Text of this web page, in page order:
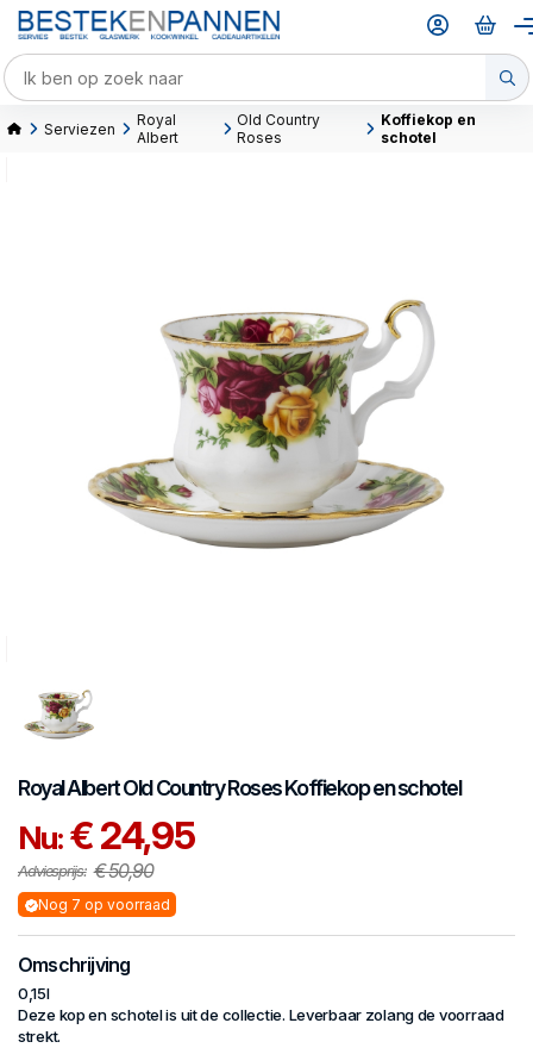
Serviezen
Royal
Albert
Old Country
Roses
Koffiekop en
schotel
Royal AlbertOld Country RosesKoffiekop en schotel
Nu:€ 24,95
Adviesprijs: € 50,90
Nog 7 op voorraad
Omschrijving
0,15l
Deze kop en schotel is uit de collectie. Leverbaar zolang de voorraad
strekt.